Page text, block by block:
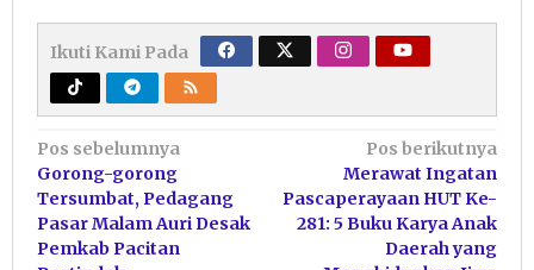
Ikuti Kami Pada
Navigasi
pos
Pos sebelumnya
Gorong-gorong
Tersumbat, Pedagang
Pasar Malam Auri Desak
Pemkab Pacitan
Pos berikutnya
Merawat Ingatan
Pascaperayaan HUT Ke-
281: 5 Buku Karya Anak
Daerah yang